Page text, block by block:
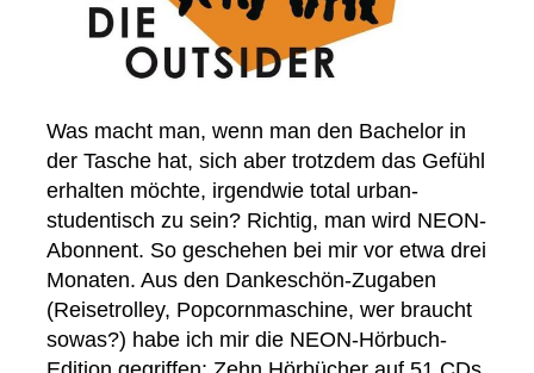
Was macht man, wenn man den Bachelor in
der Tasche hat, sich aber trotzdem das Gefühl
erhalten möchte, irgendwie total urban-
studentisch zu sein? Richtig, man wird NEON-
Abonnent. So geschehen bei mir vor etwa drei
Monaten. Aus den Dankeschön-Zugaben
(Reisetrolley, Popcornmaschine, wer braucht
sowas?) habe ich mir die NEON-Hörbuch-